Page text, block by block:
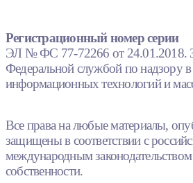
Регистрационный номер серии
ЭЛ № ФС 77-72266 от 24.01.2018.
Федеральной службой по надзору в
информационных технологий и
Все права на любые материалы,
защищены в соответствии с
международным
собственности.